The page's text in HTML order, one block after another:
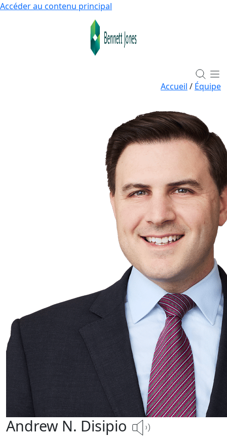
Accéder au contenu principal
Andrew N. Disipio
Accueil / Équipe